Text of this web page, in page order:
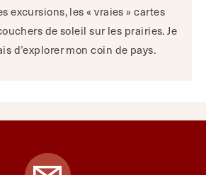
excursions, les « vraies » cartes
de soleil sur les prairies. Je
d’explorer mon coin de pays.